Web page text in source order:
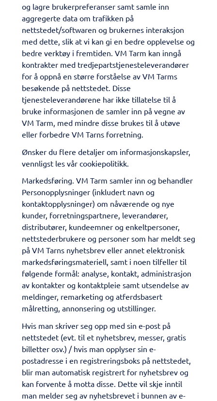
og lagre brukerpreferanser samt samle inn
aggregerte data om trafikken på
nettstedet/softwaren og brukernes interaksjon
med dette, slik at vi kan gi en bedre opplevelse og
bedre verktøy i fremtiden. VM Tarm kan inngå
kontrakter med tredjepartstjenesteleverandører
for å oppnå en større forståelse av VM Tarms
besøkende på nettstedet. Disse
tjenesteleverandørene har ikke tillatelse til å
bruke informasjonen de samler inn på vegne av
VM Tarm, med mindre disse brukes til å utøve
eller forbedre VM Tarns forretning.
Ønsker du flere detaljer om informasjonskapsler,
vennligst les vår cookiepolitikk.
Markedsføring. VM Tarm samler inn og behandler
Personopplysninger (inkludert navn og
kontaktopplysninger) om nåværende og nye
kunder, forretningspartnere, leverandører,
distributører, kundeemner og enkeltpersoner,
nettstederbrukere og personer som har meldt seg
på VM Tarns nyhetsbrev eller annet elektronisk
markedsføringsmateriell, samt i noen tilfeller til
følgende formål: analyse, kontakt, administrasjon
av kontakter og kontaktpleie samt utsendelse av
meldinger, remarketing og atferdsbasert
målretting, annonsering og utstillinger.
Hvis man skriver seg opp med sin e-post på
nettstedet (evt. til et nyhetsbrev, messer, gratis
billetter osv.) / hvis man opplyser sin e-
postadresse i en registreringsboks på nettstedet,
blir man automatisk registrert for nyhetsbrev og
kan forvente å motta disse. Dette vil skje inntil
man melder seg av nyhetsbrevet i bunnen av e-